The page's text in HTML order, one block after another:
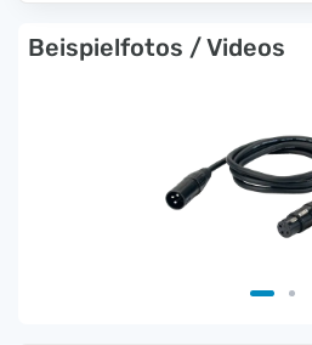
Beispielfotos / Videos